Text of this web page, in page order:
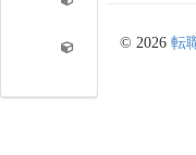
© 2026 転